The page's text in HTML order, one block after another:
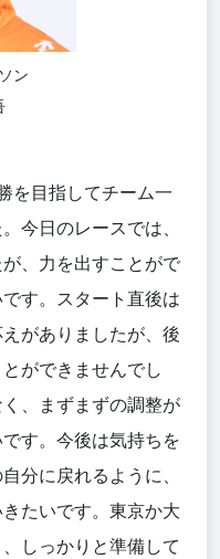
ン
を目指してチーム一
今日のレースでは、
、力を出すことがで
す。スタート直後は
がありましたが、後
ができませんでし
、まずまずの調整が
す。 今後は気持ちを
自分に戻れるように、
たいです。東京か大
しっかりと準備して